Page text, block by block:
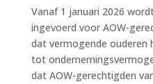
Vanaf 1 januari 2026
ingevoerd voor AOW-
dat vermogende ouderen
tot
dat AOW-gerechtigden